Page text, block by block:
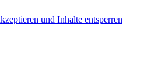
und Inhalte entsperren